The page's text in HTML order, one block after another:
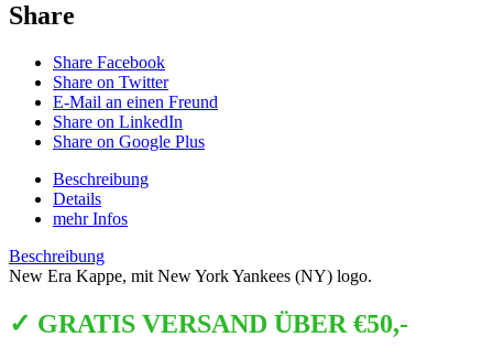
Share
Share Facebook
Share on Twitter
E-Mail an einen Freund
Share on LinkedIn
Share on Google Plus
Beschreibung
Details
mehr Infos
Beschreibung
New Era Kappe, mit New York Yankees (NY) logo.
✓ GRATIS VERSAND ÜBER €50,-